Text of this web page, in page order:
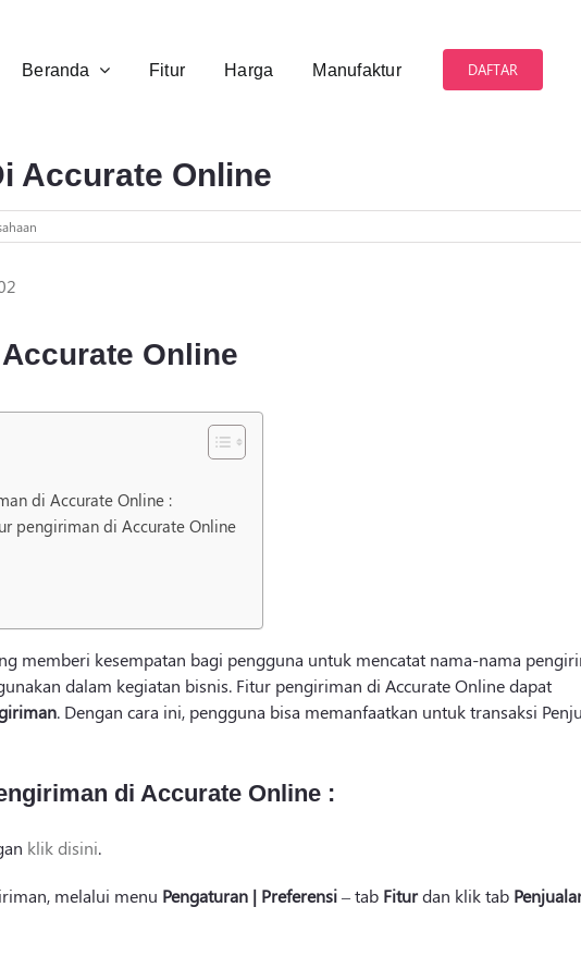
Beranda Fitur Harga Manufaktur DAFTAR
Accurate Online
Online
di Accurate Online :
pengiriman di Accurate Online
memberi kesempatan bagi pengguna untuk mencatat nama-nama
dalam kegiatan bisnis. Fitur pengiriman di Accurate Online dapat
. Dengan cara ini, pengguna bisa memanfaatkan untuk transaksi
di Accurate Online :
klik disini.
melalui menu Pengaturan | Preferensi– tab Fiturdan klik tab